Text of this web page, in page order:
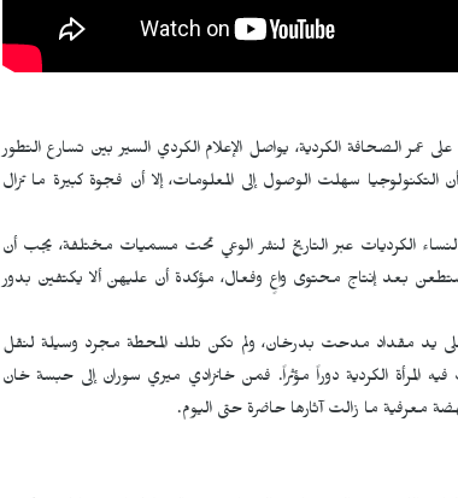
عمر الصحافة الكردية، يواصل الإعلام الكردي السير بين تسارع التطور
سهلت الوصول إلى المعلومات، إلا أن فجوة كبيرة ما تزال
النساء الكرديات عبر التاريخ لنشر الوعي تحت مسميات مختلفة، يجب أن
بعد إنتاج محتوى واعٍ وفعال، مؤكدة أن عليهن ألا يكتفين بدور
في 22 نيسان/أبريل 1898 في القاهرة على يد مقداد مدحت بدرخان، ولم تكن تلك المحطة مجرد وسيلة لنقل
المرأة الكردية دوراً مؤثراً. فمن خانزادي ميري سوران إلى حبسة خان
معرفية ما زالت آثارها حاضرة حتى اليوم.